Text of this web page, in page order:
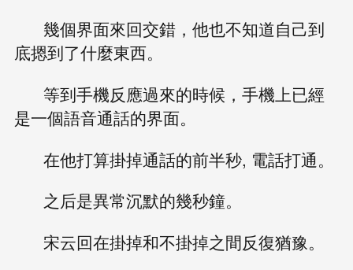
幾個界面來回交錯，他也不知道自己到
底摁到了什麼東西。
等到手機反應過來的時候，手機上已經
是一個語音通話的界面。
在他打算掛掉通話的前半秒, 電話打通。
之后是異常沉默的幾秒鐘。
宋云回在掛掉和不掛掉之間反復猶豫。